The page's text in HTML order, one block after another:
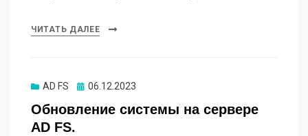
ЧИТАТЬ ДАЛЕЕ
AD FS Опубликовано
06.12.2023
Обновление системы на сервере
AD FS.